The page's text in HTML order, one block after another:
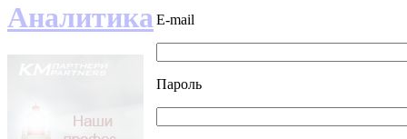
E-mail
Пароль
Аналитика